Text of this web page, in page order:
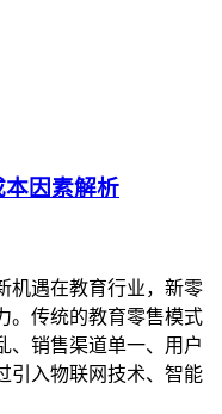
因素解析
机遇在教育行业，新零
。传统的教育零售模式
、销售渠道单一、用户
引入物联网技术、智能